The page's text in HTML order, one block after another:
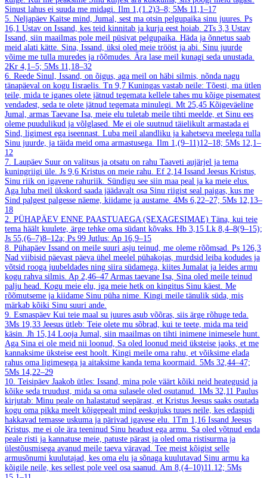
Sinust lahus ei suuda me midagi. Ilm 1,(1.2)3–8; 5Ms 11,1–17
5. Neljapäev Kaitse mind, Jumal, sest ma otsin pelgupaika sinu juures. Ps
16,1 Ustav on Issand, kes teid kinnitab ja kurja eest hoiab. 2Ts 3,3 Ustav
Issand, siin maailmas pole meil püsivat pelgupaika. Häda ja õnnetus saab
meid alati kätte. Sina, Issand, üksi oled meie trööst ja abi. Sinu juurde
võime me tulla muredes ja rõõmudes. Ära lase meil kunagi seda unustada.
2Kr 4,1–5; 5Ms 11,18–32
6. Reede Sinul, Issand, on õigus, aga meil on häbi silmis, nõnda nagu
tänapäeval on kogu Iisraelis. Tn 9,7 Kuningas vastab neile: Tõesti, ma ütlen
teile, mida te iganes olete jätnud tegemata kellele tahes mu kõige pisematest
vendadest, seda te olete jätnud tegemata minulegi. Mt 25,45 Kõigeväeline
Jumal, armas Taevane Isa, meie elu tuletab meile tihti meelde, et Sinu ees
oleme puudulikud ja võlglased. Me ei ole suutnud täielikult armastada ei
Sind, ligimest ega iseennast. Luba meil alandliku ja kahetseva meelega tulla
Sinu juurde, ja täida meid oma armastusega. Ilm 1,(9–11)12–18; 5Ms 12,1–
12
7. Laupäev Suur on valitsus ja otsatu on rahu Taaveti aujärjel ja tema
kuningriigi üle. Js 9,6 Kristus on meie rahu. Ef 2,14 Issand Jeesus Kristus,
Sinu riik on igavene rahuriik. Sündigu see siin maa peal ja ka meie elus.
Aga luba meil ükskord saada jäädavalt osa Sinu riigist seal paigas, kus me
Sind palgest palgesse näeme, kiidame ja austame. 4Ms 6,22–27; 5Ms 12,13–
18
2. PÜHAPÄEV ENNE PAASTUAEGA (SEXAGESIMAE) Täna, kui teie
tema häält kuulete, ärge tehke oma südant kõvaks. Hb 3,15 Lk 8,4–8(9–15);
Js 55,(6–7)8–12a; Ps 99 Jutlus: Ap 16,9–15
8. Pühapäev Issand on meile suuri asju teinud, me oleme rõõmsad. Ps 126,3
Nad viibisid päevast päeva ühel meelel pühakojas, murdsid leiba kodudes ja
võtsid rooga juubeldades ning siira südamega, kiites Jumalat ja leides armu
kogu rahva silmis. Ap 2,46–47 Armas taevane Isa, Sina oled meile teinud
palju head. Kogu meie elu, iga meie hetk on kingitus Sinu käest. Me
rõõmutseme ja kiidame Sinu püha nime. Kingi meile tänulik süda, mis
märkab kõiki Sinu suuri ande.
9. Esmaspäev Kui teie maal su juures asub võõras, siis ärge rõhuge teda.
3Ms 19,33 Jeesus ütleb: Teie olete mu sõbrad, kui te teete, mida ma teid
käsin. Jh 15,14 Looja Jumal, siin maailmas on tihti inimene inimesele hunt.
Aga Sina ei ole meid nii loonud, Sa oled loonud meid üksteise jaoks, et me
kannaksime üksteise eest hoolt. Kingi meile oma rahu, et võiksime elada
rahus oma ligimesega ja aitaksime kanda tema koormaid. 5Ms 32,44–47;
5Ms 14,22–29
10. Teisipäev Jaakob ütles: Issand, mina pole väärt kõiki neid heategusid ja
kõike seda truudust, mida sa oma sulasele oled osutanud. 1Ms 32,11 Paulus
kirjutab: Minu peale on halastatud seepärast, et Kristus Jeesus saaks osutada
kogu oma pikka meelt kõigepealt mind eeskujuks tuues neile, kes edaspidi
hakkavad temasse uskuma ja pärivad igavese elu. 1Tm 1,16 Issand Jeesus
Kristus, me ei ole ära teeninud Sinu headust ega armu. Sa oled võtnud enda
peale risti ja kannatuse meie, patuste pärast ja oled oma ristisurma ja
ülestõusmisega avanud meile taeva väravad. Tee meist kõigist selle
armusõnumi kuulutajad, kes oma elu ja sõnaga kuulutavad Sinu armu ka
kõigile neile, kes sellest pole veel osa saanud. Am 8,(4–10)11.12; 5Ms